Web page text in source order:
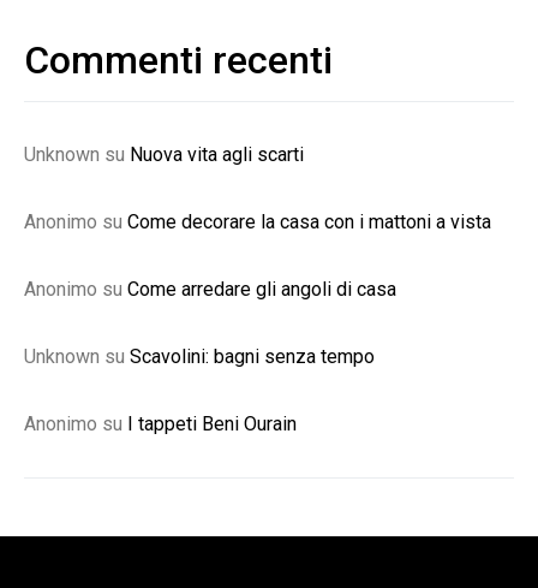
Commenti recenti
Unknown su Nuova vita agli scarti
Anonimo su Come decorare la casa con i mattoni a vista
Anonimo su Come arredare gli angoli di casa
Unknown su Scavolini: bagni senza tempo
Anonimo su I tappeti Beni Ourain